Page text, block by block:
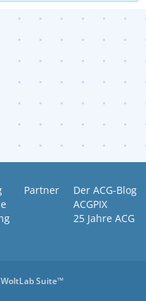
Partner
Der ACG-Blog
ACGPIX
25 Jahre ACG
WoltLab Suite™